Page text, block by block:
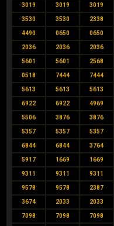
3019 3019 3019
3530 3530 2338
4490 0650 0650
2036 2036 2036
5601 5601 2568
0518 7444 7444
5613 5613 5613
6922 6922 4969
5506 3876 3876
5357 5357 5357
6844 6844 3764
5917 1669 1669
9311 9311 9311
9578 9578 2387
3674 2033 2033
7098 7098 7098